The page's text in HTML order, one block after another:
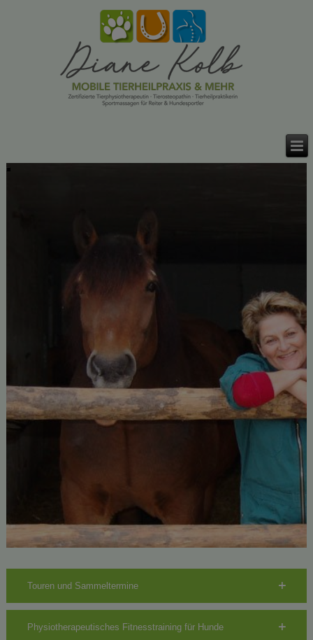
Touren und Sammeltermine
Physiotherapeutisches Fitnesstraining für Hunde